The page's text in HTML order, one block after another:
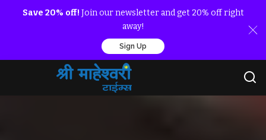
Save 20% off! Join our newsletter and get 20% off right
away!
Sign Up